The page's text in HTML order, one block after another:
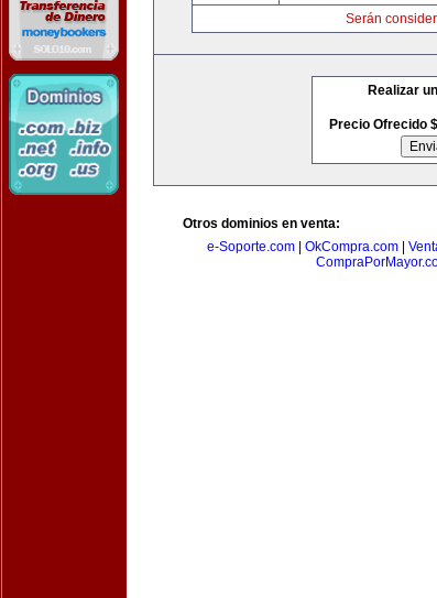
Serán
Realizar
Precio Ofrecido $
Otros dominios en venta:
e-Soporte.com
OkCompra.com